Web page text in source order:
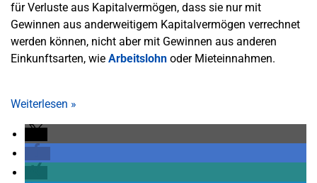
für Verluste aus Kapitalvermögen, dass sie nur mit
Gewinnen aus anderweitigem Kapitalvermögen verrechnet
werden können, nicht aber mit Gewinnen aus anderen
Einkunftsarten, wie Arbeitslohn oder Mieteinnahmen.
Weiterlesen »